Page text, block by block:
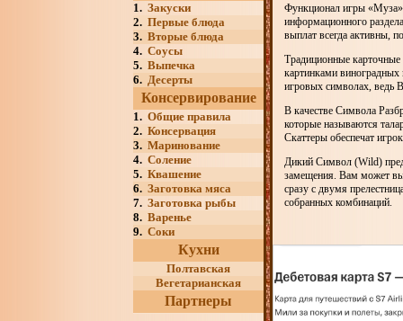
1. Закуски
2. Первые блюда
3. Вторые блюда
4. Соусы
5. Выпечка
6. Десерты
Консервирование
1. Общие правила
2. Консервация
3. Маринование
4. Соление
5. Квашение
6. Заготовка мяса
7. Заготовка рыбы
8. Варенье
9. Соки
Кухни
Полтавская
Вегетарианская
Партнеры
Функционал игры «Муза»
информационного
выплат всегда активны,
Традиционные карточные
картинками
игровых символах, ведь
В качестве Символа
которые называются
Скаттеры обеспечат
Дикий Символ (Wild)
замещения. Вам может
сразу с двумя
собранных комбинаций.